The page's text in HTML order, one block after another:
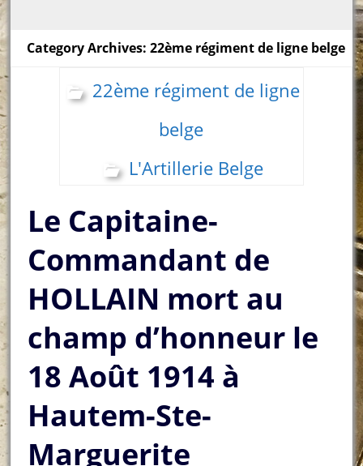
Category Archives: 22ème régiment de ligne belge
22ème régiment de ligne
belge
L'Artillerie Belge
Le Capitaine-
Commandant de
HOLLAIN mort au
champ d’honneur le
18 Août 1914 à
Hautem-Ste-
Marguerite